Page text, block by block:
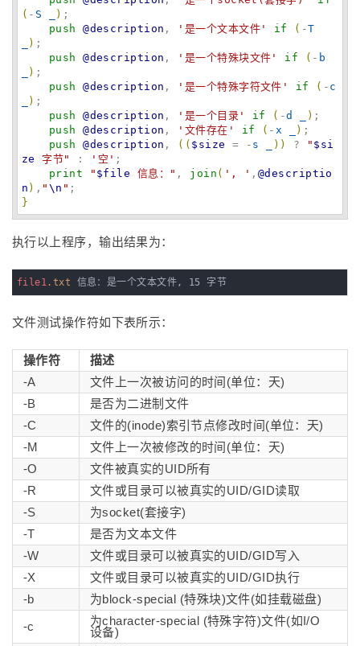
( - S ) ;
push
@description , ' 是一个文本文件 ' if ( -T
) ;
push
@description , ' 是一个特殊块文件 ' if ( - b
) ;
push
@description , ' 是一个特殊字符文件 ' if ( - c
) ;
push
@description , ' 是一个目录 ' if ( -d ) ;
push
@description , ' 文件存在 ' if ( - x ) ;
push
@description , ( ( $size = - s ) ) ? " $si
ze
字节" : ' 空 ' ;
print
" $file 信息： " , join ( ' , ' , @descriptio
n ) , " \n "
}
执行以上程序，输出结果为：
file1.txt 信息：是一个文本文件, 15 字节
文件测试操作符如下表所示：
操作符
描述
-A
文件上一次被访问的时间(单位：天)
-B
是否为二进制文件
-C
文件的(inode)索引节点修改时间(单位：天)
-M
文件上一次被修改的时间(单位：天)
-O
文件被真实的UID所有
-R
文件或目录可以被真实的UID/GID读取
-S
为socket(套接字)
-T
是否为文本文件
-W
文件或目录可以被真实的UID/GID写入
-X
文件或目录可以被真实的UID/GID执行
-b
为block-special (特殊块)文件(如挂载磁盘)
-c
为character-special (特殊字符)文件(如I/O
设备)